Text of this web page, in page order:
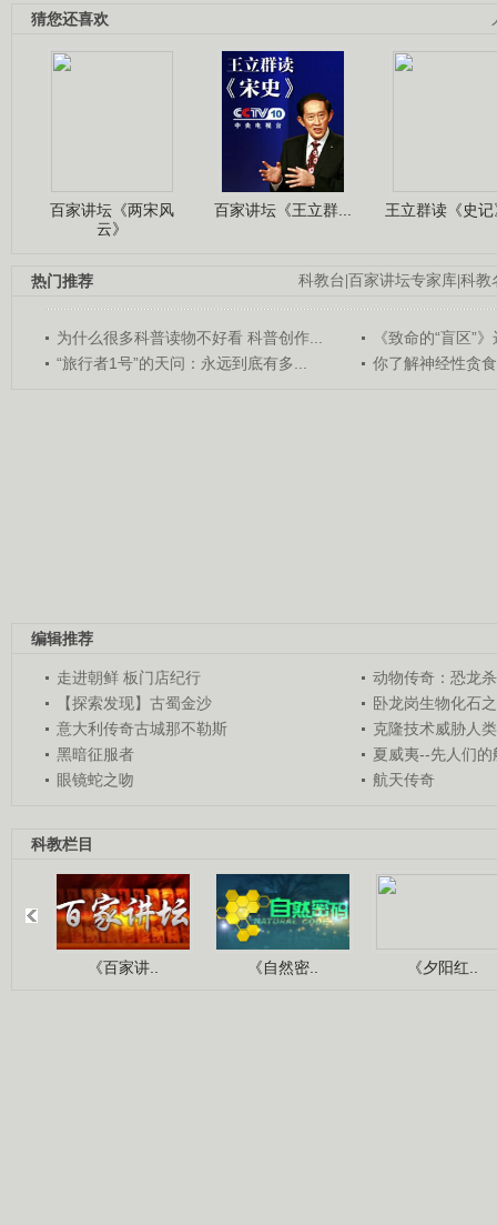
猜您还喜欢
百家讲坛《两宋风
云》
百家讲坛《王立群... 王立群读《史
科教台 百家讲坛专家库 科教
热门推荐
为什么很多科普读物不好看 科普创作...
《致命的“盲区”
“旅行者1号”的天问：永远到底有多...
你了解神经性贪
编辑推荐
走进朝鲜 板门店纪行
动物传奇：恐龙
【探索发现】古蜀金沙
卧龙岗生物化石
意大利传奇古城那不勒斯
克隆技术威胁人
黑暗征服者
夏威夷--先人们的
眼镜蛇之吻
航天传奇
科教栏目
《百家讲.. 《自然密.. 《夕阳红..